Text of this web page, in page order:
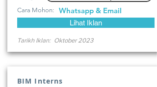
Cara Mohon: Whatsapp & Email
Lihat Iklan
Tarikh Iklan: Oktober 2023
BIM Interns